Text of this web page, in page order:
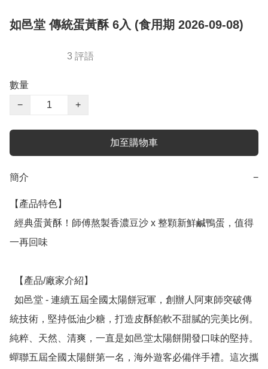
如邑堂 傳統蛋黃酥 6入 (食用期 2026-09-08)
3 評語
數量
−
+
加至購物車
簡介 −
【產品特色】
一再回味
統技術，堅持低油少糖，打造皮酥餡軟不甜膩的完美比例。
純粹、天然、清爽，一直是如邑堂太陽餅開發口味的堅持。
蟬聯五屆全國太陽餅第一名，海外遊客必備伴手禮。這次攜